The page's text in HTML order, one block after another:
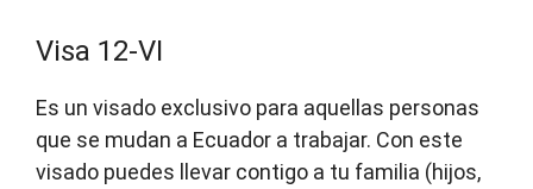
Visa 12-VI
Es un visado exclusivo para aquellas personas
que se mudan a Ecuador a trabajar. Con este
visado puedes llevar contigo a tu familia (hijos,